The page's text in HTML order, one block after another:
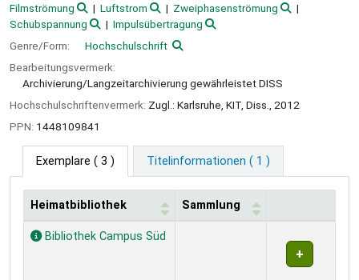
Filmströmung
Luftstrom
Zweiphasenströmung
Schubspannung
Impulsübertragung
Genre/Form:
Hochschulschrift
Bearbeitungsvermerk:
Archivierung/Langzeitarchivierung gewährleistet DISS
Hochschulschriftenvermerk: Zugl.: Karlsruhe, KIT, Diss., 2012
PPN: 1448109841
Exemplare ( 3 ) Titelinformationen ( 1 )
Exemplare
Heimatbibliothek Sammlung
Bibliothek Campus Süd